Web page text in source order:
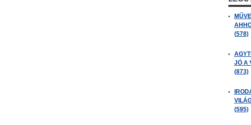
(578)
JÓ A
(873)
(595)